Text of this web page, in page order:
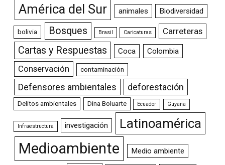
América del Sur animales Biodiversidad
bolivia Bosques Brasil Caricaturas Carreteras
Cartas y Respuestas Coca Colombia
Conservación contaminación
Defensores ambientales deforestación
Delitos ambientales Dina Boluarte Ecuador Guyana
Infraestructura investigación Latinoamérica
Medioambiente Medio ambiente